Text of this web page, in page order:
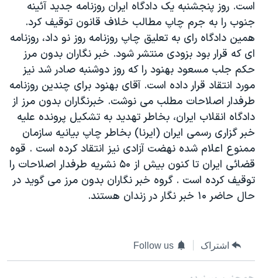
ویدیوها
فرهنگ و زندگی
حقوق شهروندی
اقتصادی
علم و فناوری
اسرائیل در جنگ
گالری عکس
آرشیو پخش زنده
بایگانی برنامه‌های تلویزیونی
مستندها
انتخابات ریاست جمهوری آمریکا ۲۰۲۴
حمله جمهوری اسلامی به اسرائیل
رمز مهسا
ورزش زنان در ایران
اعتراضات زن، زندگی، آزادی
مجموعه مستندهای دادخواهی
تریبونال مردمی آبان ۹۸
دادگاه حمید نوری
اعتراضات مردمی آبان ۹۸
دنبال کنید
زبانهای مختلف
است. روز پنجشنبه يک دادگاه ايران روزنامه جديد آئينه
جنوب را به جرم چاپ مطالب خلاف قانون توقيف کرد.
همين دادگاه رای به تعليق چاپ روزنامه روز نو داد، روزنامه
ای که قرار بود بزودی منتشر شود. خبر نگاران بدون مرز
حکم جلب مسعود بهنود را که روز دوشنبه صادر شد نيز
مورد انتقاد قرار داده است. آقای بهنود برای چندين روزنامه
طرفدار اصلاحات مطلب می نوشت. خبرنگاران بدون مرز از
دادگاه انقلاب ايران، بخاطر تهديد به تشکيل پرونده عليه
خبر گزاری رسمی ايران (ايرنا) بخاطر چاپ بيانيه سازمان
ممنوع اعلام شده نهضت آزادی نيز انتقاد کرده است . قوه
قضائی ايران تا کنون بيش از ۵۰ نشريه طرفدار اصلاحات را
توقيف کرده است . گروه خبر نگاران بدون مرز می گويد در
حال حاضر ۱۰ خبر نگار در زندان هستند.
اشتراک Follow us